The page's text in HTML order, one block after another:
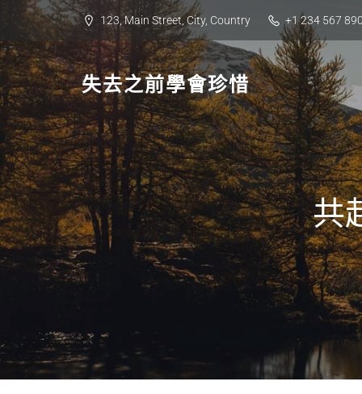
123, Main Street, City, Country +1 234 567
失去之前學會珍惜
共